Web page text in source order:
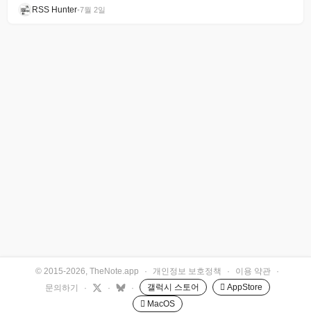
RSS Hunter•7월 2일
© 2015-2026, TheNote.app · 개인정보 보호정책 · 이용 약관
·
문의하기
· · · 갤럭시 스토어
 AppStore
 MacOS